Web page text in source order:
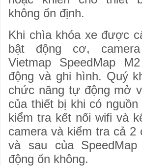
không ổn định.
Khi chìa khóa xe được
bật động cơ,
Vietmap SpeedMap
động và ghi hình. Quý
chức năng tự động mở
của thiết bị khi có
kiểm tra kết nối wifi và
camera và kiểm tra cả 2
và sau của
động ổn không.